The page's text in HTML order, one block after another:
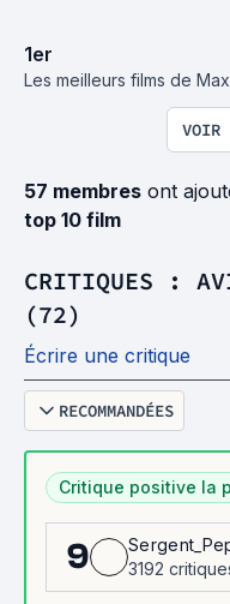
1er
Les meilleurs films de
VOIR
57 membres ont
top 10 film
CRITIQUES :
(72)
Écrire une critique
RECOMMANDÉES
Critique positive la
9
3192